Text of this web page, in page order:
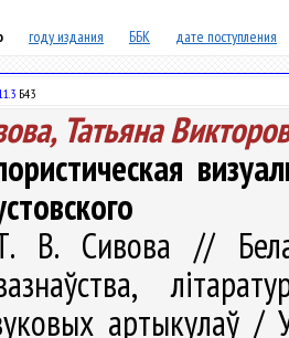
году издания ББК дате поступления
Б43
Татьяна
Сивова //
артыкулаў /